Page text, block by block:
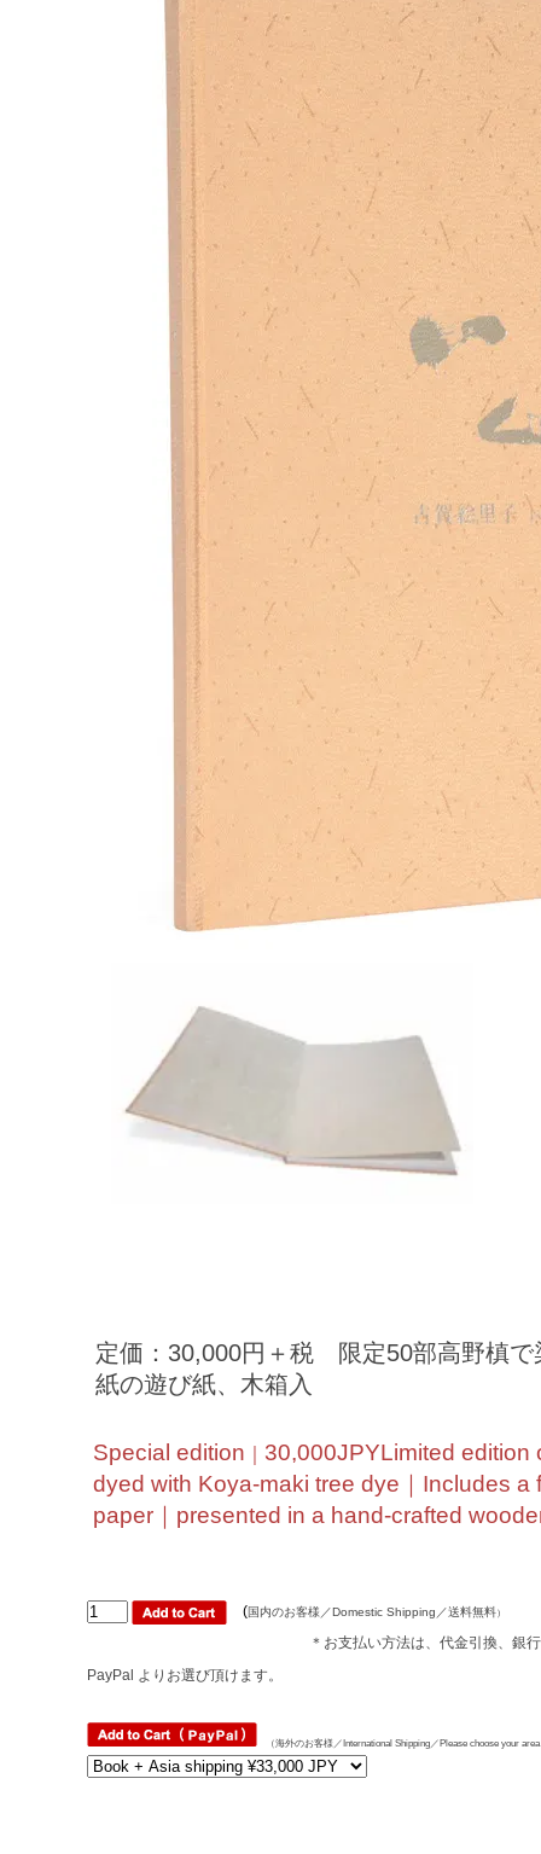
定価：30,000円＋税 限定50部高野槙で
紙の遊び紙、木箱入
Special edition ｜ 30,000JPYLimited
dyed with Koya-maki tree dye｜Includes a
paper｜presented in a hand-crafted
(国内のお客様／Domestic Shipping／送料無料）
＊お支払い方法は、代金引換、銀
PayPal よりお選び頂けます。
（海外のお客様／International Shipping／Please choose your